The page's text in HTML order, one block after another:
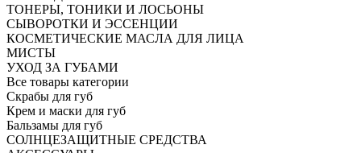
ТОНЕРЫ, ТОНИКИ И ЛОСЬОНЫ
СЫВОРОТКИ И ЭССЕНЦИИ
КОСМЕТИЧЕСКИЕ МАСЛА ДЛЯ ЛИЦА
МИСТЫ
УХОД ЗА ГУБАМИ
Все товары категории
Скрабы для губ
Крем и маски для губ
Бальзамы для губ
СОЛНЦЕЗАЩИТНЫЕ СРЕДСТВА